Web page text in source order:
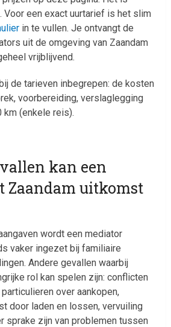
Voor een exact uurtarief is het slim
in te vullen. Je ontvangt de
uit de omgeving van Zaandam
vrijblijvend.
de tarieven inbegrepen: de kosten
voorbereiding, verslaglegging
(enkele reis).
kan een
Zaandam uitkomst
wordt een mediator
vaker ingezet bij familiaire
Andere gevallen waarbij
rol kan spelen zijn: conflicten
over aankopen,
door laden en lossen, vervuiling
sprake zijn van problemen tussen